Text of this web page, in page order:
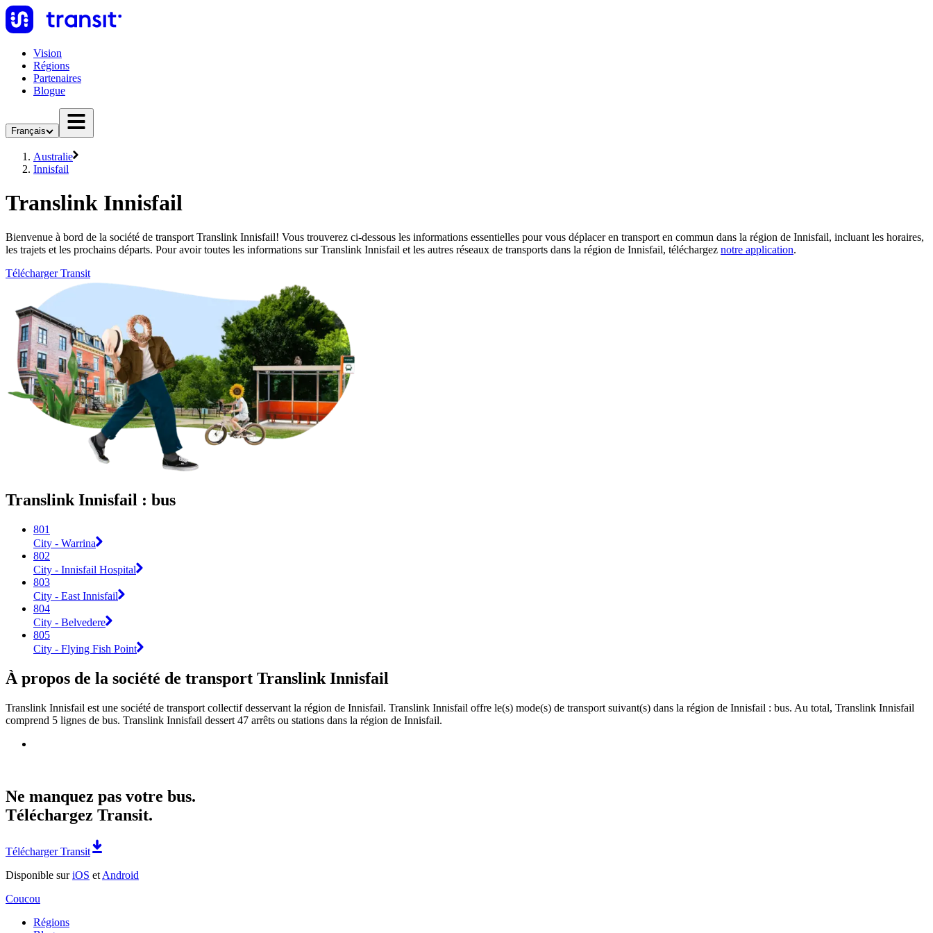
Vision
Régions
Partenaires
Blogue
Français
Australie
Innisfail
Translink Innisfail
Bienvenue à bord de la société de transport Translink Innisfail! Vous trouverez ci-dessous les informations essentielles pour vous déplacer en transport en commun dans la région de Innisfail, incluant les horaires,
les trajets et les prochains départs. Pour avoir toutes les informations sur Translink Innisfail et les autres réseaux de transports dans la région de Innisfail, téléchargez notre application.
Télécharger Transit
Translink Innisfail : bus
801
City - Warrina
802
City - Innisfail Hospital
803
City - East Innisfail
804
City - Belvedere
805
City - Flying Fish Point
À propos de la société de transport Translink Innisfail
Translink Innisfail est une société de transport collectif desservant la région de Innisfail. Translink Innisfail offre le(s) mode(s) de transport suivant(s) dans la région de Innisfail : bus. Au total, Translink Innisfail
comprend 5 lignes de bus. Translink Innisfail dessert 47 arrêts ou stations dans la région de Innisfail.
Ne manquez pas votre bus.
Téléchargez Transit.
Télécharger Transit
Disponible suriOS et Android
Coucou
Régions